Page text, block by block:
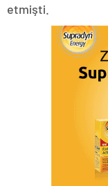
etmişti.